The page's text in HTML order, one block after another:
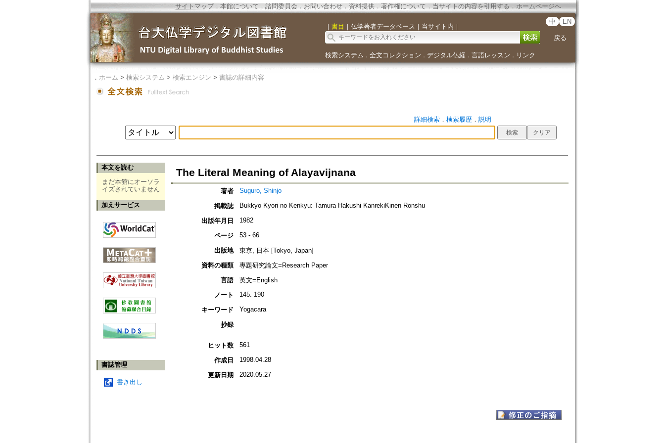
サイトマップ．本館について ． 諮問委員会． お問い合わせ． 資料提供． 著作権について．当サイトの内容を引用する ． ホームページへ
｜ 書目 ｜ 仏学著者データベース ｜ 当サイト内 ｜
中 EN
戻る
検索システム ． 全文コレクション ． デジタル仏経． 言語レッスン ． リンク
． ホーム > 検索システム > 検索エンジン > 書誌の詳細内容
詳細検索． 検索履歴． 説明
本文を読む
まだ本館にオーソラ
イズされていません
加えサービス
書誌管理
書き出し
The Literal Meaning of Alayavijnana
著者 Suguro, Shinjo
掲載誌 Bukkyo Kyori no Kenkyu: Tamura Hakushi KanrekiKinen Ronshu
出版年月日 1982
ページ 53 - 66
出版地
東京, 日本 [Tokyo, Japan]
資料の種類
專題研究論文=Research Paper
言語
英文=English
ノート
145. 190
キーワード Yogacara
抄録
ヒット数 561
作成日 1998.04.28
更新日期 2020.05.27